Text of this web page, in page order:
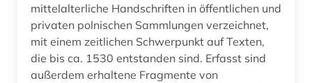
mittelalterliche Handschriften in öffentlichen und
privaten polnischen Sammlungen verzeichnet,
mit einem zeitlichen Schwerpunkt auf Texten,
die bis ca. 1530 entstanden sind. Erfasst sind
außerdem erhaltene Fragmente von